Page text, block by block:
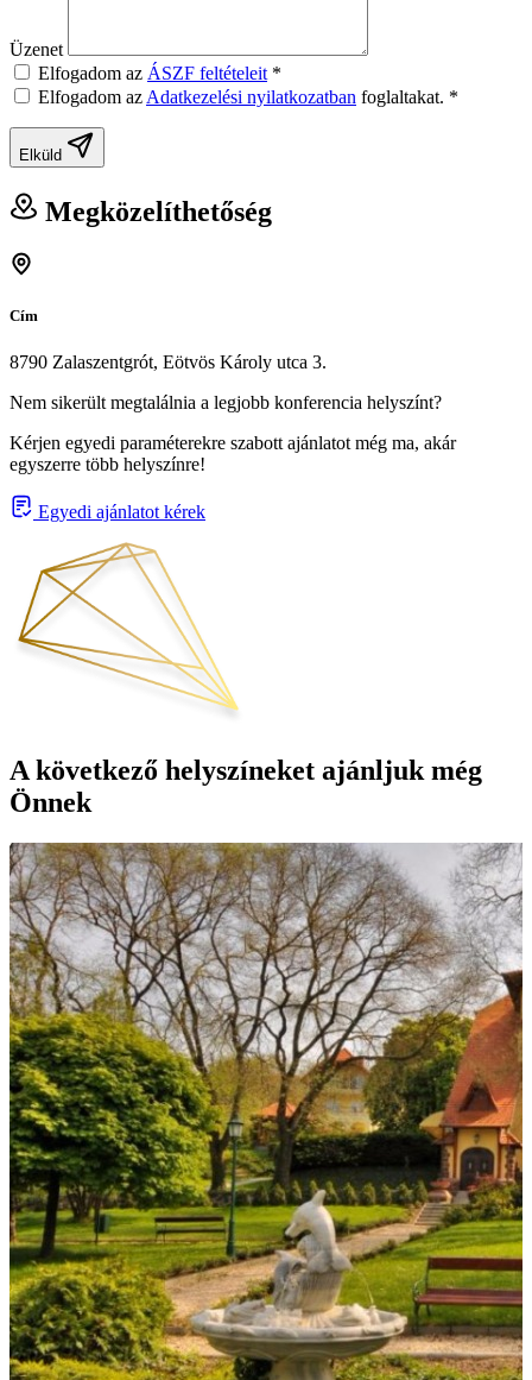
Üzenet
Elfogadom az ÁSZF feltételeit *
Elfogadom az Adatkezelési nyilatkozatban foglaltakat. *
Elküld
Megközelíthetőség
Cím
8790 Zalaszentgrót, Eötvös Károly utca 3.
Nem sikerült megtalálnia a legjobb konferencia helyszínt?
Kérjen egyedi paraméterekre szabott ajánlatot még ma, akár
egyszerre több helyszínre!
Egyedi ajánlatot kérek
A következő helyszíneket ajánljuk még
Önnek